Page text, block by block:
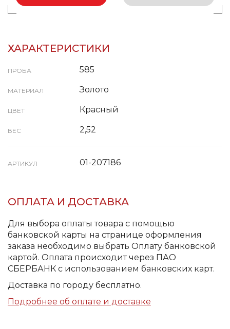
ХАРАКТЕРИСТИКИ
ПРОБА 585
МАТЕРИАЛ Золото
ЦВЕТ Красный
ВЕС 2,52
АРТИКУЛ 01-207186
ОПЛАТА И ДОСТАВКА
Для выбора оплаты товара с помощью
банковской карты на странице оформления
заказа необходимо выбрать Оплату банковской
картой. Оплата происходит через ПАО
СБЕРБАНК с использованием банковских карт.
Доставка по городу бесплатно.
Подробнее об оплате и доставке